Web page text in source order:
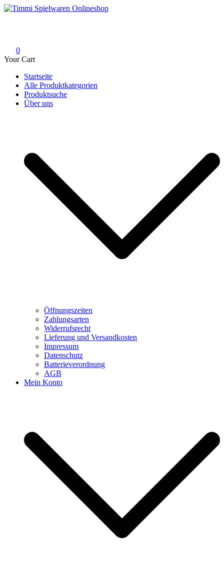
Skip
0
Your Cart
Startseite
Alle Produktkategorien
Produktsuche
Über uns
Öffnungszeiten
Zahlungsarten
Widerrufsrecht
Lieferung und Versandkosten
Impressum
Datenschutz
Batterieverordnung
AGB
Mein Konto